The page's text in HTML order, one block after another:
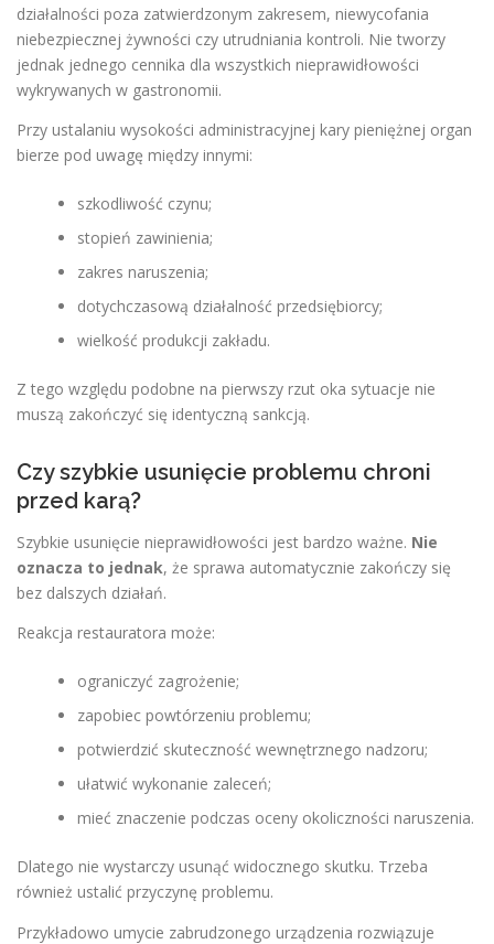
działalności poza zatwierdzonym zakresem, niewycofania
niebezpiecznej żywności czy utrudniania kontroli. Nie tworzy
jednak jednego cennika dla wszystkich nieprawidłowości
wykrywanych w gastronomii.
Przy ustalaniu wysokości administracyjnej kary pieniężnej organ
bierze pod uwagę między innymi:
szkodliwość czynu;
stopień zawinienia;
zakres naruszenia;
dotychczasową działalność przedsiębiorcy;
wielkość produkcji zakładu.
Z tego względu podobne na pierwszy rzut oka sytuacje nie
muszą zakończyć się identyczną sankcją.
Czy szybkie usunięcie problemu chroni
przed karą?
Szybkie usunięcie nieprawidłowości jest bardzo ważne. Nie
oznacza to jednak, że sprawa automatycznie zakończy się
bez dalszych działań.
Reakcja restauratora może:
ograniczyć zagrożenie;
zapobiec powtórzeniu problemu;
potwierdzić skuteczność wewnętrznego nadzoru;
ułatwić wykonanie zaleceń;
mieć znaczenie podczas oceny okoliczności naruszenia.
Dlatego nie wystarczy usunąć widocznego skutku. Trzeba
również ustalić przyczynę problemu.
Przykładowo umycie zabrudzonego urządzenia rozwiązuje